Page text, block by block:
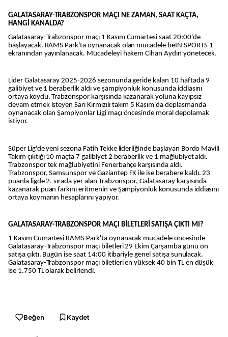
GALATASARAY-TRABZONSPOR MAÇI NE ZAMAN, SAAT KAÇTA,
HANGİ KANALDA?
Galatasaray-Trabzonspor maçı 1 Kasım Cumartesi saat 20:00'de
başlayacak. RAMS Park'ta oynanacak olan mücadele beIN SPORTS 1
ekranından yayınlanacak. Mücadeleyi hakem Cihan Aydın yönetecek.
Lider Galatasaray 2025-2026 sezonunda geride kalan 10 haftada 9
galibiyet ve 1 beraberlik aldı ve şampiyonluk konusunda iddiasını
ortaya koydu. Trabzonspor karşısında kazanarak yoluna kayıpsız
devam etmek isteyen Sarı Kırmızılı takım 5 Kasım'da deplasmanda
oynanacak olan Şampiyonlar Ligi maçı öncesinde moral depolamak
istiyor.
Süper Lig'de yeni sezona Fatih Tekke liderliğinde başlayan Bordo Mavili
Takım çıktığı 10 maçta 7 galibiyet 2 beraberlik ve 1 mağlubiyet aldı.
Trabzonspor tek mağlubiyetini Fenerbahçe karşısında aldı.
Trabzonspor, Samsunspor ve Gaziantep FK ile ise berabere kaldı. 23
puanla ligde 2. sırada yer alan Trabzonspor, Galatasaray karşısında
kazanarak puan farkını eritmenin ve Şampiyonluk konusunda iddiasını
ortaya koymanın hesaplarını yapıyor.
GALATASARAY-TRABZONSPOR MAÇI BİLETLERİ SATIŞA ÇIKTI MI?
1 Kasım Cumartesi RAMS Park'ta oynanacak mücadele öncesinde
Galatasaray-Trabzonspor maçı biletleri 29 Ekim Çarşamba günü ön
satışa çıktı. Bugün ise saat 14:00 itibariyle genel satışa sunulacak.
Galatasaray-Trabzonspor maçı biletleri en yüksek 40 bin TL en düşük
ise 1.750 TL olarak belirlendi.
Beğen Kaydet